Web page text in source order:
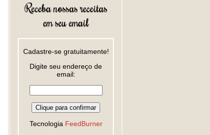
Receba nossas receitas
em seu email
Cadastre-se gratuitamente!
Digite seu endereço de
email:
Tecnologia FeedBurner